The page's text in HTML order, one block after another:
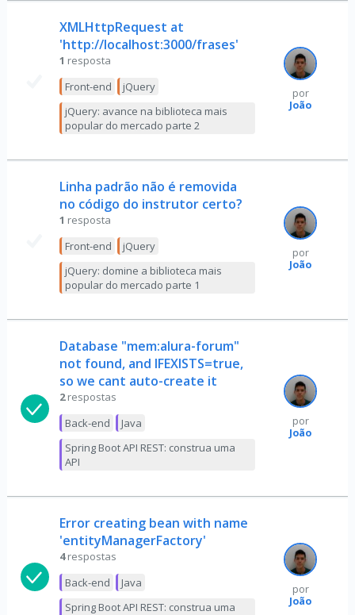
XMLHttpRequest at
'http://localhost:3000/frases'
1 resposta
Front-end
jQuery
jQuery: avance na biblioteca mais
popular do mercado parte 2
por
João
Linha padrão não é removida
no código do instrutor certo?
1 resposta
Front-end
jQuery
jQuery: domine a biblioteca mais
popular do mercado parte 1
por
João
Database "mem:alura-forum"
not found, and IFEXISTS=true,
so we cant auto-create it
2 respostas
Back-end
Java
Spring Boot API REST: construa uma
API
por
João
Error creating bean with name
'entityManagerFactory'
4 respostas
Back-end
Java
Spring Boot API REST: construa uma
por
João